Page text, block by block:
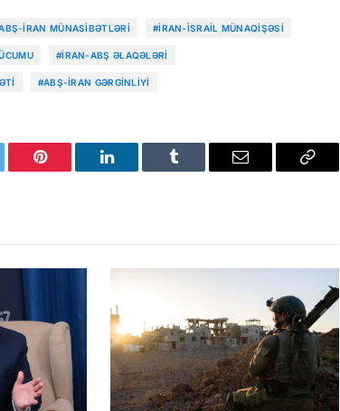
İRAN MÜNASIBƏTLƏRI #İRAN-İSRAIL MÜNAQIŞƏSI
#İRAN-ABŞ ƏLAQƏLƏRI
#ABŞ-İRAN GƏRGINLIYI
Pinterest LinkedIn Tumblr Email
Copy